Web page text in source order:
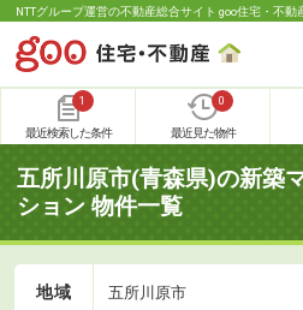
NTTグループ運営の不動産総合サイト goo住宅・不動
1
最近検索した条件
0
最近見た物件
五所川原市(青森県)の新築
ション 物件一覧
地域 五所川原市